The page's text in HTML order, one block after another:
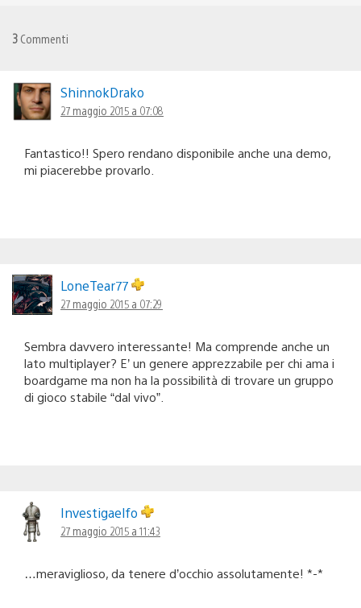
3 Commenti
ShinnokDrako
27 maggio 2015 a 07:08
Fantastico!! Spero rendano disponibile anche una demo,
mi piacerebbe provarlo.
LoneTear77
27 maggio 2015 a 07:29
Sembra davvero interessante! Ma comprende anche un
lato multiplayer? E’ un genere apprezzabile per chi ama i
boardgame ma non ha la possibilità di trovare un gruppo
di gioco stabile “dal vivo”.
Investigaelfo
27 maggio 2015 a 11:43
…meraviglioso, da tenere d’occhio assolutamente! *-*